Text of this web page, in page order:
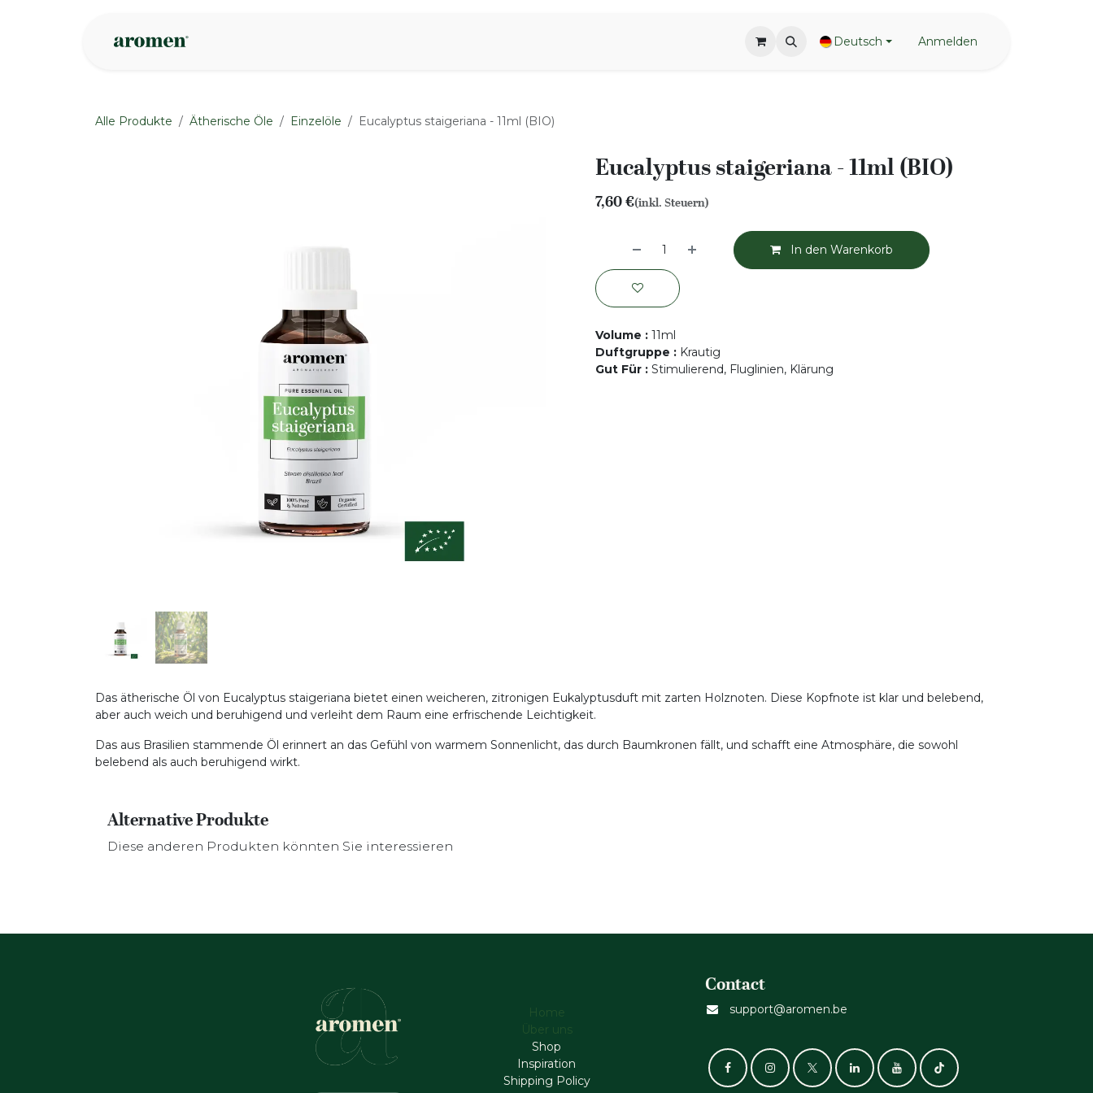
Deutsch Anmelden
Alle Produkte Ätherische Öle Einzelöle Eucalyptus staigeriana - 11ml (BIO)
Eucalyptus staigeriana - 11ml (BIO)
7,60€(inkl. Steuern)
In den Warenkorb
Volume : 11ml
Duftgruppe : Krautig
Gut Für : Stimulierend, Fluglinien, Klärung
Das ätherische Öl von Eucalyptus staigeriana bietet einen weicheren, zitronigen Eukalyptusduft mit zarten Holznoten. Diese Kopfnote ist klar und belebend,
aber auch weich und beruhigend und verleiht dem Raum eine erfrischende Leichtigkeit.
Das aus Brasilien stammende Öl erinnert an das Gefühl von warmem Sonnenlicht, das durch Baumkronen fällt, und schafft eine Atmosphäre, die sowohl
belebend als auch beruhigend wirkt.
Alternative Produkte
Diese anderen Produkten könnten Sie interessieren
Home
Über uns
Shop
Inspiration
Shipping Policy
Contact
support@aromen.be